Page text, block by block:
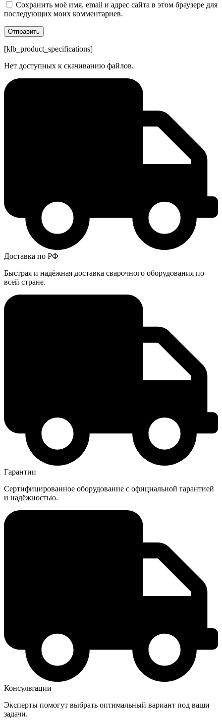
Сохранить моё имя, email и адрес сайта в этом браузере для
последующих моих комментариев.
[klb_product_specifications]
Нет доступных к скачиванию файлов.
Доставка по РФ
Быстрая и надёжная доставка сварочного оборудования по
всей стране.
Гарантии
Сертифицированное оборудование с официальной гарантией
и надёжностью.
Консультации
Эксперты помогут выбрать оптимальный вариант под ваши
задачи.